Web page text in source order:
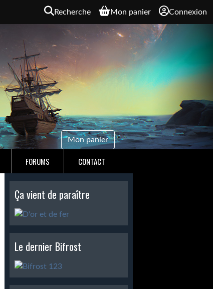
Recherche Mon panier Connexion
Mon panier
FORUMS CONTACT
Ça vient de paraître
Le dernier Bifrost